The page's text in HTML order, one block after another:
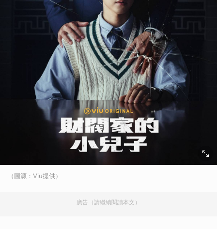
（圖源：Viu提供）
廣告（請繼續閱讀本文）